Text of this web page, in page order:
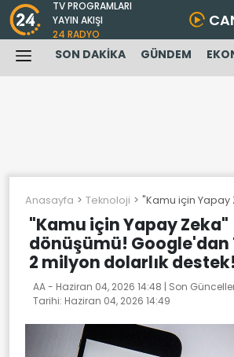
TV PROGRAMLARI
YAYIN AKIŞI
24 RADYO
SON DAKİKA GÜNDEM
Anasayfa Teknoloji "Kamu için
"Kamu için Yapay Zeka"
dönüşümü!
2 milyon dolarlık destek!
AA - Haziran 04, 2026 14:48 | Son
Tarihi: Haziran 04, 2026 14:49